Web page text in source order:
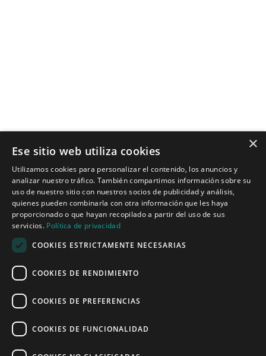
Tecnologías para ingeniería acústica
Inicio
Aplicaciones
Productos
Noticias
Quiénes somos
Política de privacidad
×
Ese sitio web utiliza cookies
Utilizamos cookies para personalizar el contenido, los anuncios y
analizar nuestro tráfico. También compartimos información sobre su
uso de nuestro sitio con nuestros socios de publicidad y análisis,
quienes pueden combinarla con otra información que les haya
proporcionado o que hayan recopilado a partir del uso de sus
servicios. Política de privacidad
COOKIES ESTRICTAMENTE NECESARIAS
COOKIES DE RENDIMIENTO
COOKIES DE PREFERENCIAS
COOKIES DE FUNCIONALIDAD